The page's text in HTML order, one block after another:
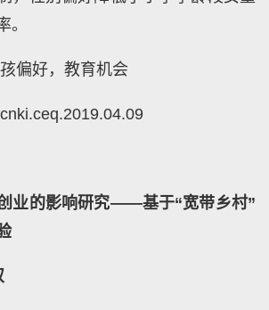
。
偏好，教育机会
业的影响研究——基于“宽带乡村”